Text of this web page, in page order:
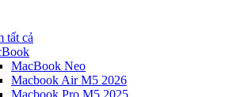
tất cả
MacBook Neo
Macbook Air M5 2026
Macbook Pro M5 2025